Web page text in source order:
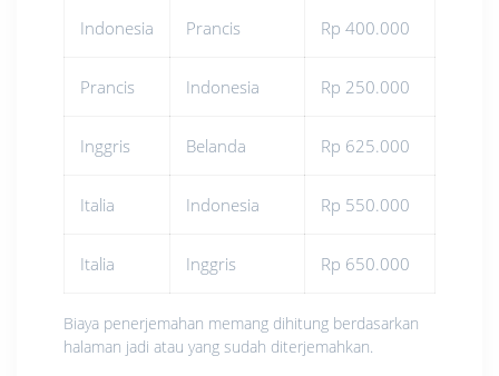
Indonesia Prancis Rp 400.000
Prancis Indonesia Rp 250.000
Inggris Belanda Rp 625.000
Italia Indonesia Rp 550.000
Italia Inggris Rp 650.000
Biaya penerjemahan memang dihitung berdasarkan
halaman jadi atau yang sudah diterjemahkan.